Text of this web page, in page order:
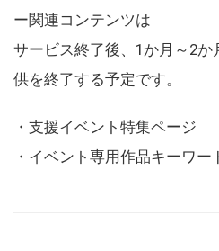
ー関連コンテンツは
サービス終了後、1か月～2
供を終了する予定です。
・支援イベント特集ページ
・イベント専用作品キーワー